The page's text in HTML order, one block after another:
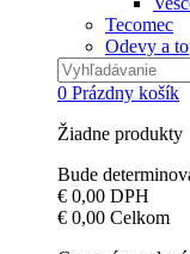
Tecomec
Odevy a
0 Prázdny košík
Žiadne produkty
Bude
€ 0,00 DPH
€ 0,00 Celkom